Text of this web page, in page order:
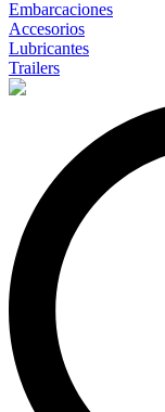
Embarcaciones
Accesorios
Lubricantes
Trailers